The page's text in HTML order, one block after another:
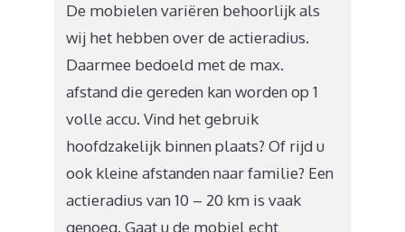
De mobielen variëren behoorlijk als
wij het hebben over de actieradius.
Daarmee bedoeld met de max.
afstand die gereden kan worden op 1
volle accu. Vind het gebruik
hoofdzakelijk binnen plaats? Of rijd u
ook kleine afstanden naar familie? Een
actieradius van 10 – 20 km is vaak
genoeg. Gaat u de mobiel echt